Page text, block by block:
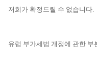
저희가 확정드릴 수 없습니다.
유럽 부가세법 개정에 관한